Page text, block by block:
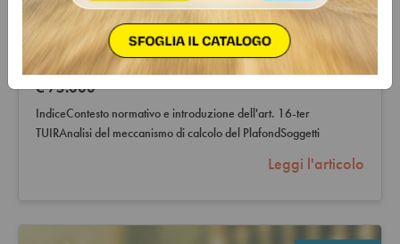
17 giugno 2026
Il Riordino delle detrazioni per redditi superiori a
€ 75.000
IndiceContesto normativo e introduzione dell'art. 16-ter
TUIRAnalisi del meccanismo di calcolo del PlafondSoggetti
Leggi l'articolo